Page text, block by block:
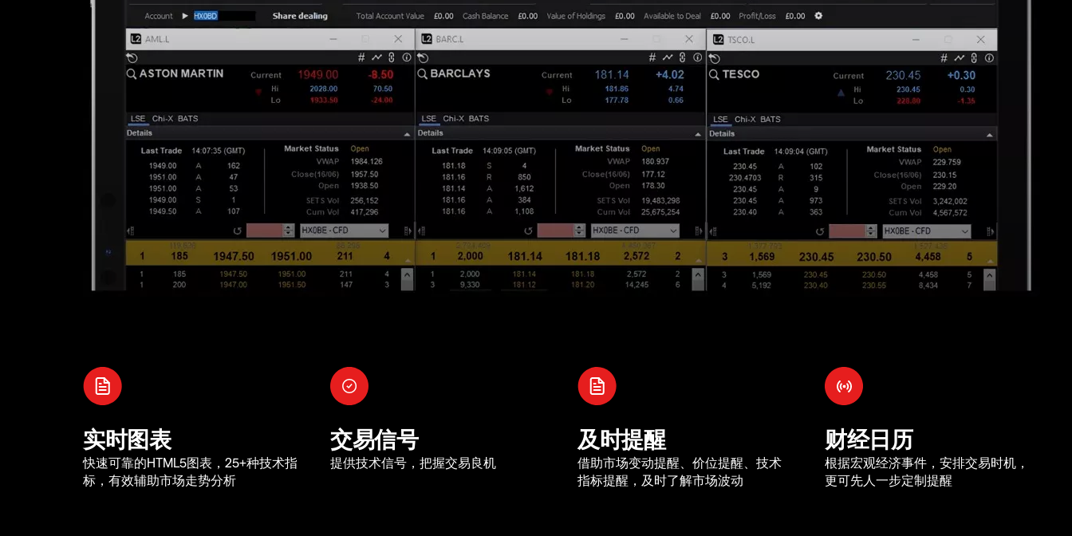
实时图表
快速可靠的HTML5图表，25+种技术指
标，有效辅助市场走势分析
交易信号
提供技术信号，把握交易良机
及时提醒
借助市场变动提醒、价位提醒、技术
指标提醒，及时了解市场波动
财经日历
根据宏观经济事件，安排交易时机，
更可先人一步定制提醒